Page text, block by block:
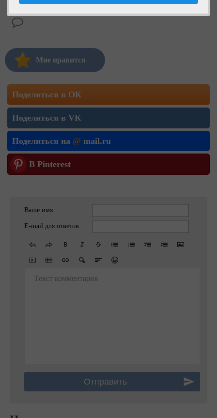
Мне нравится
Поделиться в ОК
Поделиться в VK
Поделиться на @ mail.ru
В Pinterest
Ваше имя:
E-mail для ответов:
Текст комментария